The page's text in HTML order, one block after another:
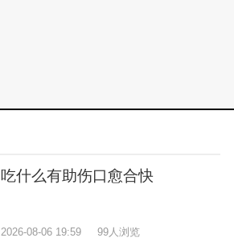
吃什么有助伤口愈合快
2026-08-06 19:59 99人浏览